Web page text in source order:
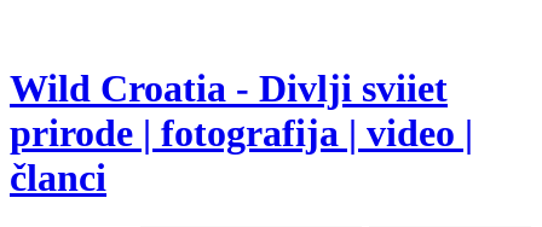
Wild Croatia - Divlji sviiet
prirode | fotografija | video |
članci